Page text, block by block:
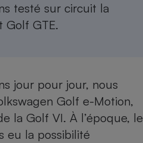
testé sur circuit la
Golf GTE.
jour pour jour, nous
Golf e-Motion,
la Golf VI. À l’époque, le
eu la possibilité
Plaque de cuisson à
induction
Téléphone mobile -
Smartphone